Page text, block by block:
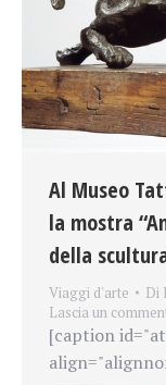
Al Museo
la mostra
della
Viaggi d'arte Di
Lascia un
[caption